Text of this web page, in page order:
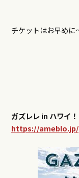
チケットはお早めに
ガズレレ in ハワイ！
https://